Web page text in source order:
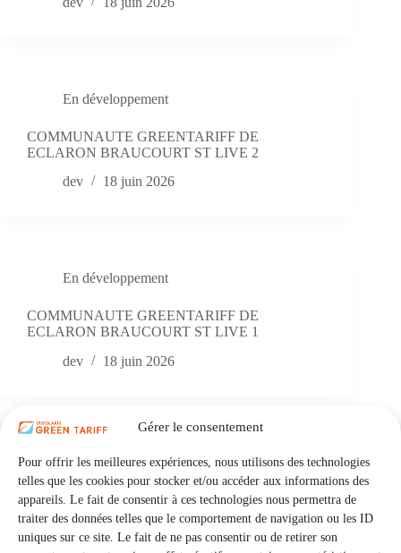
Gérer le consentement
Pour offrir les meilleures expériences, nous utilisons des technologies
telles que les cookies pour stocker et/ou accéder aux informations des
appareils. Le fait de consentir à ces technologies nous permettra de
traiter des données telles que le comportement de navigation ou les ID
uniques sur ce site. Le fait de ne pas consentir ou de retirer son
En développement
COMMUNAUTE GREENTARIFF DE
ECLARON BRAUCOURT ST LIVE 2
dev
18 juin 2026
En développement
COMMUNAUTE GREENTARIFF DE
ECLARON BRAUCOURT ST LIVE 1
dev
18 juin 2026
En développement
COMMUNAUTE GREENTARIFF DE
JAVERNANT 1
dev
18 juin 2026